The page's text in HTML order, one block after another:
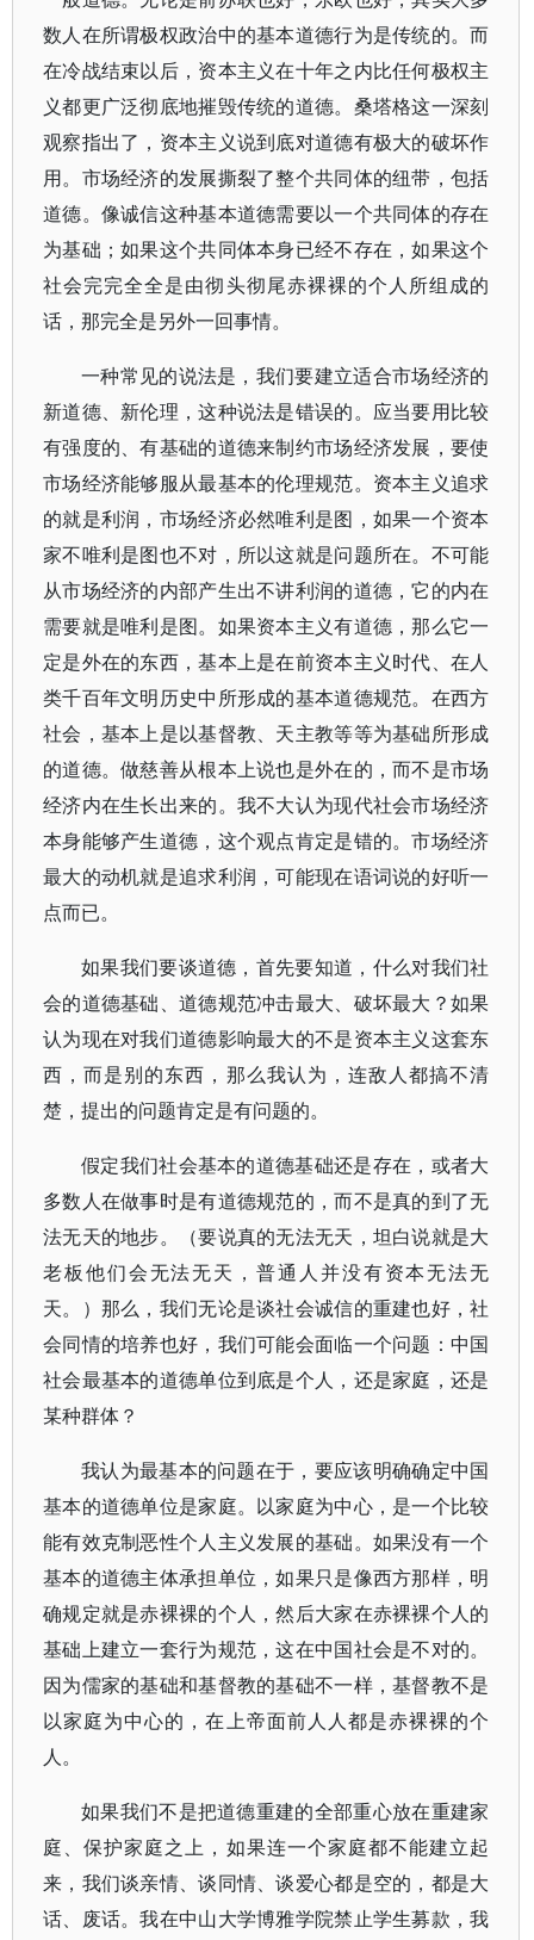
数人在所谓极权政治中的基本道德行为是传统的。而
在冷战结束以后，资本主义在十年之内比任何极权主
义都更广泛彻底地摧毁传统的道德。桑塔格这一深刻
观察指出了，资本主义说到底对道德有极大的破坏作
用。市场经济的发展撕裂了整个共同体的纽带，包括
道德。像诚信这种基本道德需要以一个共同体的存在
为基础；如果这个共同体本身已经不存在，如果这个
社会完完全全是由彻头彻尾赤裸裸的个人所组成的
话，那完全是另外一回事情。
一种常见的说法是，我们要建立适合市场经济的
新道德、新伦理，这种说法是错误的。应当要用比较
有强度的、有基础的道德来制约市场经济发展，要使
市场经济能够服从最基本的伦理规范。资本主义追求
的就是利润，市场经济必然唯利是图，如果一个资本
家不唯利是图也不对，所以这就是问题所在。不可能
从市场经济的内部产生出不讲利润的道德，它的内在
需要就是唯利是图。如果资本主义有道德，那么它一
定是外在的东西，基本上是在前资本主义时代、在人
类千百年文明历史中所形成的基本道德规范。在西方
社会，基本上是以基督教、天主教等等为基础所形成
的道德。做慈善从根本上说也是外在的，而不是市场
经济内在生长出来的。我不大认为现代社会市场经济
本身能够产生道德，这个观点肯定是错的。市场经济
最大的动机就是追求利润，可能现在语词说的好听一
点而已。
如果我们要谈道德，首先要知道，什么对我们社
会的道德基础、道德规范冲击最大、破坏最大？如果
认为现在对我们道德影响最大的不是资本主义这套东
西，而是别的东西，那么我认为，连敌人都搞不清
楚，提出的问题肯定是有问题的。
假定我们社会基本的道德基础还是存在，或者大
多数人在做事时是有道德规范的，而不是真的到了无
法无天的地步。（要说真的无法无天，坦白说就是大
老板他们会无法无天，普通人并没有资本无法无
天。）那么，我们无论是谈社会诚信的重建也好，社
会同情的培养也好，我们可能会面临一个问题：中国
社会最基本的道德单位到底是个人，还是家庭，还是
某种群体？
我认为最基本的问题在于，要应该明确确定中国
基本的道德单位是家庭。以家庭为中心，是一个比较
能有效克制恶性个人主义发展的基础。如果没有一个
基本的道德主体承担单位，如果只是像西方那样，明
确规定就是赤裸裸的个人，然后大家在赤裸裸个人的
基础上建立一套行为规范，这在中国社会是不对的。
因为儒家的基础和基督教的基础不一样，基督教不是
以家庭为中心的，在上帝面前人人都是赤裸裸的个
人。
如果我们不是把道德重建的全部重心放在重建家
庭、保护家庭之上，如果连一个家庭都不能建立起
来，我们谈亲情、谈同情、谈爱心都是空的，都是大
话、废话。我在中山大学博雅学院禁止学生募款，我